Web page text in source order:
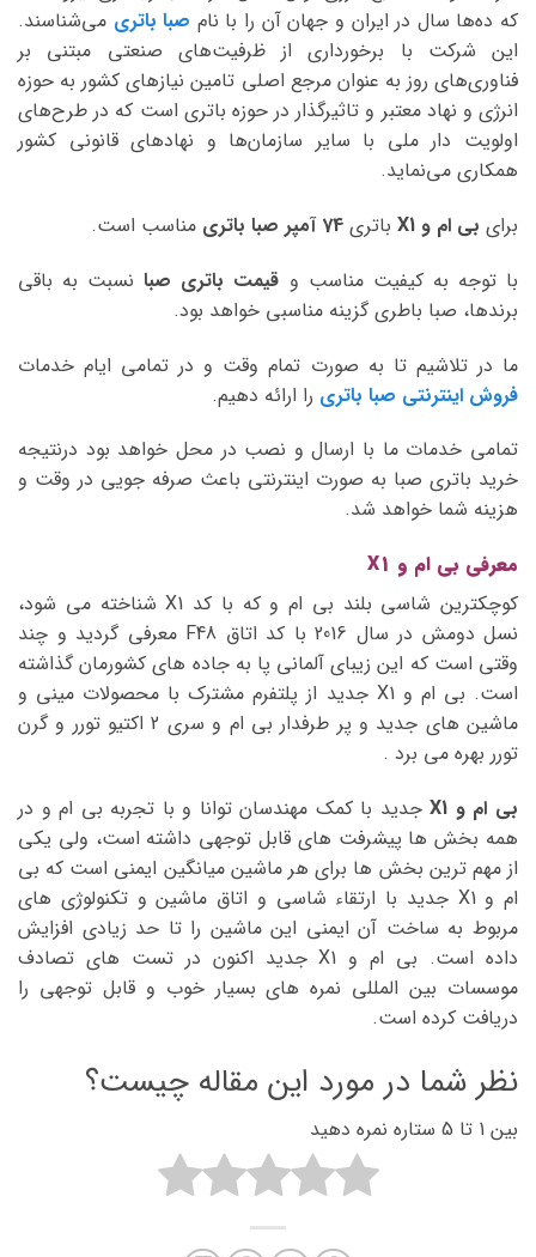
که ده‌ها سال در ایران و جهان آن را با نام صبا باتری می‌شناسند.
این شرکت با برخورداری از ظرفیت‌های صنعتی مبتنی بر
فناوری‌های روز به عنوان مرجع اصلی تامین نیازهای کشور به حوزه
انرژی و نهاد معتبر و تاثیرگذار در حوزه باتری است که در طرح‌های
اولویت دار ملی با سایر سازمان‌ها و نهادهای قانونی کشور
همکاری می‌نماید.
برای بی ام و X1 باتری باتری مناسب است.
با توجه به کیفیت مناسب و قیمت باتری صبانسبت به باقی
برندها، صبا باطری گزینه مناسبی خواهد بود.
ما در تلاشیم تا به صورت تمام وقت و در تمامی ایام خدمات
فروش اینترنتی صبا باتری را ارائه دهیم.
تمامی خدمات ما با ارسال و نصب در محل خواهد بود درنتیجه
خرید باتری صبا به صورت اینترنتی باعث صرفه جویی در وقت و
هزینه شما خواهد شد.
معرفی بی ام و X1
کوچکترین شاسی بلند بی ام و که با کد X1 شناخته می شود،
نسل دومش در سال 2016 با کد اتاق F48 معرفی گردید و چند
وقتی است که این زیبای آلمانی پا به جاده های کشورمان گذاشته
است. بی ام و X1 جدید از پلتفرم مشترک با محصولات مینی و
ماشین های جدید و پر طرفدار بی ام و سری 2 اکتیو تورر و گرن
تورر بهره می برد .
بی ام و X1
جدید با کمک مهندسان توانا و با تجربه بی ام و در
همه بخش ها پیشرفت های قابل توجهی داشته است، ولی یکی
از مهم ترین بخش ها برای هر ماشین میانگین ایمنی است که بی
ام و X1 جدید با ارتقاء شاسی و اتاق ماشین و تکنولوژی های
مربوط به ساخت آن ایمنی این ماشین را تا حد زیادی افزایش
داده است. بی ام و X1 جدید اکنون در تست های تصادف
موسسات بین المللی نمره های بسیار خوب و قابل توجهی را
دریافت کرده است.
نظر شما در مورد این مقاله چیست؟
بین 1 تا 5 ستاره نمره دهید